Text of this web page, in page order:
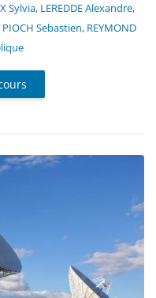
Sylvia, LEREDDE Alexandre,
PIOCH Sebastien, REYMOND